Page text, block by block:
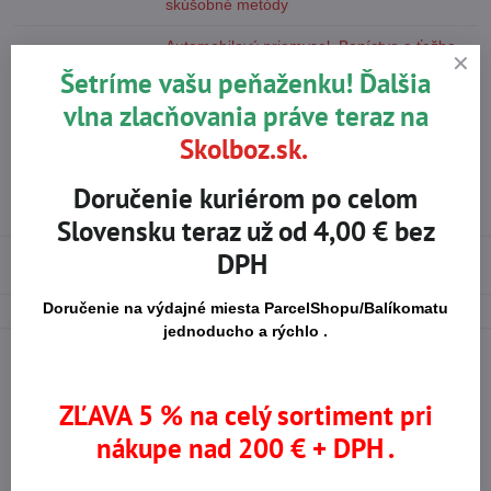
skúšobné metódy
Automobilový priemysel,Baníctvo a ťažba,
Ťažký
priemysel
Typ manžety: Slip-on
Materiál rukavíc: Hovädzinové
Na trhu od r​. 2008 Certifikované výrobky
Šetríme vašu peňaženku! Ďalšia
vlna zlacňovania práve teraz na
Skolboz.sk.
Doručenie kuriérom po celom
Slovensku teraz už od 4,00 € bez
DPH
Doručenie na výdajné miesta ParcelShopu/Balíkomatu
jednoducho a rýchlo .
ZĽAVA 5 % na celý sortiment pri
nákupe nad 200 € + DPH .